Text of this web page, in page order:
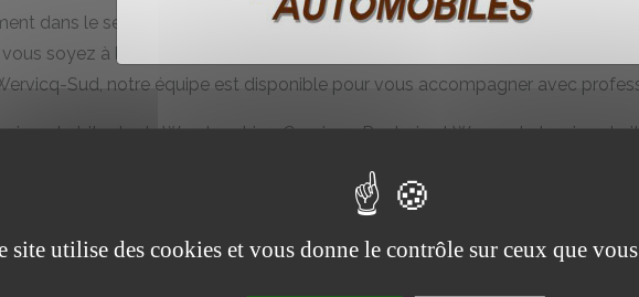
dans le secteur de Bousbecque ainsi que dans les communes proches
soyez à la recherche d’un garage de confiance pour la réparation de
Sud, notre équipe est disponible pour vous accompagner avec
aux habitants de Wambrechies, Comines, Roubaix et Wasquehal, qui
ainsi un large périmètre autour de Bousbecque, avec des solutions
carrosserie, n’hésitez pas à consulter notre page dédiée à l’ entretien de
site utilise des cookies et vous donne le contrôle sur ceux que